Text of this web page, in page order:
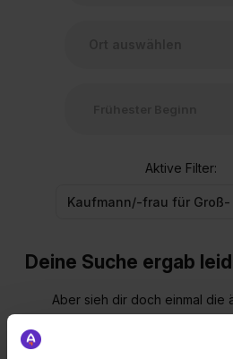
Aktive Filter:
Deine Suche ergab
Aber sieh dir doch einmal die